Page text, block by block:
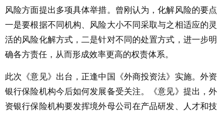
风险方面提出多项具体举措。曾刚认为，化解风险的要点
一是要根据不同机构、风险大小不同采取与之相适应的灵
活的风险化解方式，二是针对不同的处置方式，进一步明
确各方责任，从而形成效率更高的权责体系。
此次《意见》出台，正逢中国《外商投资法》实施。外资
银行保险机构今后如何发展备受关注。《意见》提出，外
资银行保险机构要发挥境外母公司在产品研发、人才和技